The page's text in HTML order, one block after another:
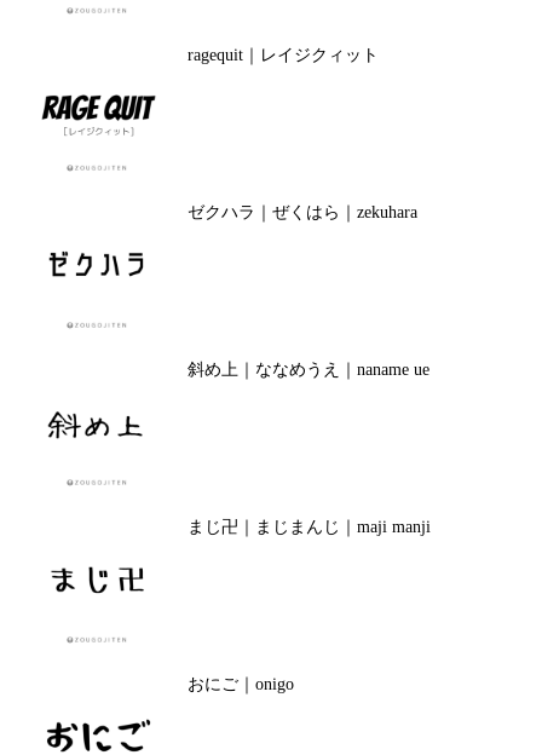
ragequit｜レイジクィット
ゼクハラ｜ぜくはら｜zekuhara
斜め上｜ななめうえ｜naname ue
まじ卍｜まじまんじ｜maji manji
おにご｜onigo